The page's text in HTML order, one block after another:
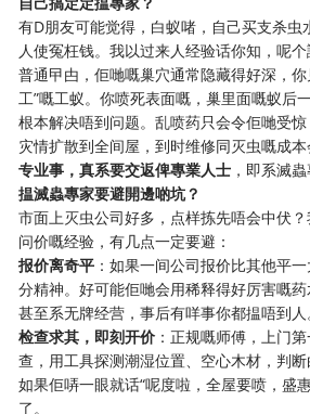
有D朋友可能觉得，白蚁啫，自己买支杀虫
人使冤枉钱。我以过来人经验话你知，呢
普通曱甴，佢哋嘅巢穴通常隐藏得好深，
工”嘅工蚁。你喷死表面嘅，巢里面嘅蚁后
根本解决唔到问题。乱喷药只会令佢哋受
灾情扩散到全间屋，到时维修同灭虫嘅成本
专业事，真系要交返俾專業人士 ，即系滅蟲
揾滅蟲專家要避開邊啲坑？
市面上灭虫公司好多，点样拣先唔会中伏
问价嘅经验，有几点一定要避：
报价离奇平 ：如果一间公司报价比其他平
分精神。好可能佢哋会用稀释得好厉害嘅药
甚至系无牌经营，事后有咩事你都揾唔到人
检查求其，即刻开价 ：正规嘅师傅，上门
查，用工具探测潮湿位置、空心木材，判断
如果佢哢一眼就话“呢度啦，全屋要喷，盛
了。